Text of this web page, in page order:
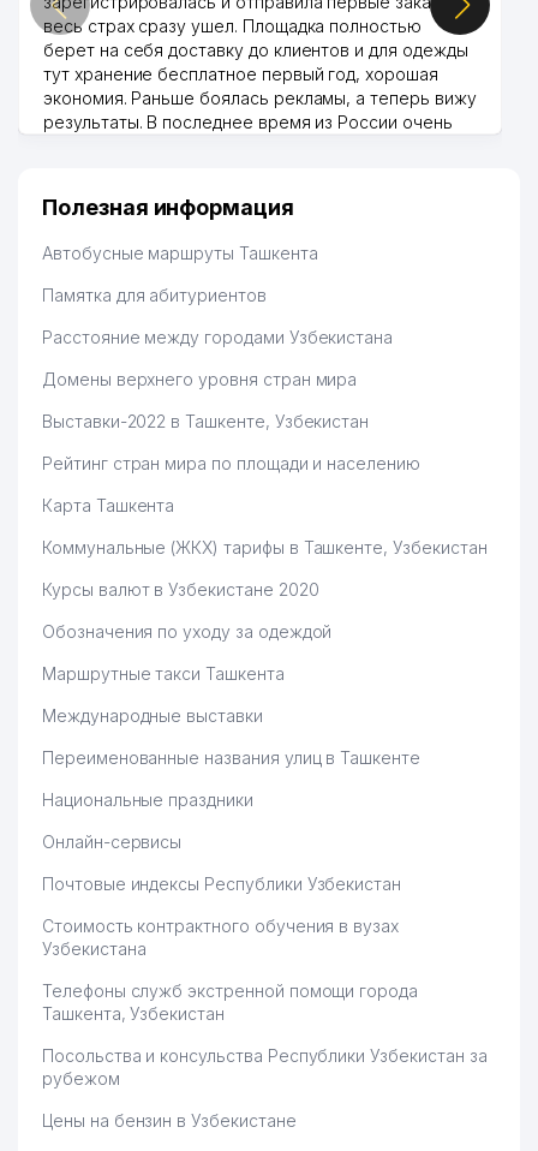
весь страх сразу ушел. Площадка полностью
берет на себя доставку до клиентов и для одежды
тут хранение бесплатное первый год, хорошая
экономия. Раньше боялась рекламы, а теперь вижу
результаты. В последнее время из России очень
Hamida 03.08.2026 12:45:39
Полезная информация
Автобусные маршруты Ташкента
Памятка для абитуриентов
Расстояние между городами Узбекистана
Домены верхнего уровня стран мира
Выставки-2022 в Ташкенте, Узбекистан
Рейтинг стран мира по площади и населению
Карта Ташкента
Коммунальные (ЖКХ) тарифы в Ташкенте, Узбекистан
Курсы валют в Узбекистане 2020
Обозначения по уходу за одеждой
Маршрутные такси Ташкента
Международные выставки
Переименованные названия улиц в Ташкенте
Национальные праздники
Онлайн-сервисы
Почтовые индексы Республики Узбекистан
Стоимость контрактного обучения в вузах
Узбекистана
Телефоны служб экстренной помощи города
Ташкента, Узбекистан
Посольства и консульства Республики Узбекистан за
рубежом
Цены на бензин в Узбекистане